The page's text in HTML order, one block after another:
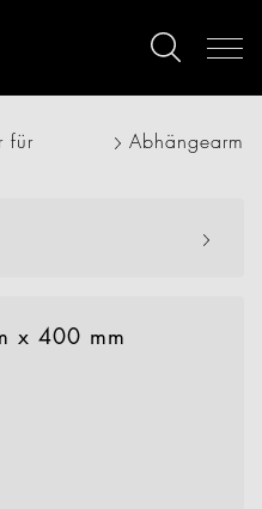
für
Abhängearm
x 400 mm